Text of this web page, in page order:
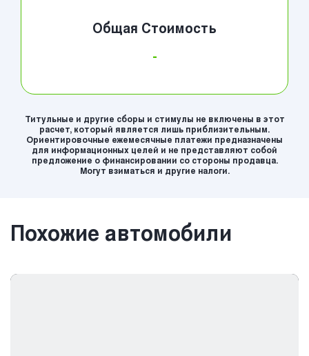
Общая Стоимость
-
Титульные и другие сборы и стимулы не включены в этот
расчет, который является лишь приблизительным.
Ориентировочные ежемесячные платежи предназначены
для информационных целей и не представляют собой
предложение о финансировании со стороны продавца.
Могут взиматься и другие налоги.
Похожие автомобили